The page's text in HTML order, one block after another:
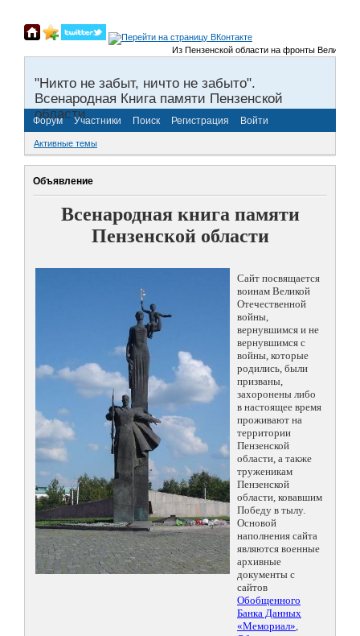
Из Пензенской области на фронты Великой
"Никто не забыт, ничто не забыто".
Всенародная Книга памяти Пензенской
области.
Форум Участники Поиск Регистрация Войти
Активные темы
Объявление
Всенародная книга памяти
Пензенской области
Сайт посвящается
воинам Великой
Отечественной
войны,
вернувшимся и не
вернувшимся с
войны, которые
родились, были
призваны,
захоронены либо
в настоящее время
проживают на
территории
Пензенской
области, а также
труженикам
Пензенской
области, ковавшим
Победу в тылу.
Основой
наполнения сайта
являются военные
архивные
документы с
сайтов
Обобщенного
Банка Данных
«Мемориал»,